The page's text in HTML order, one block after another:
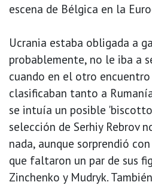
escena de Bélgica en la
Ucrania estaba obligada a
probablemente, no le iba a
cuando en el otro
clasificaban tanto a
se intuía un posible
selección de Serhiy Rebrov
nada, aunque sorprendió
que faltaron un par de sus
Zinchenko y Mudryk.